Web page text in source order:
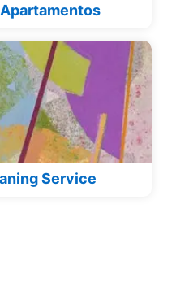
Service